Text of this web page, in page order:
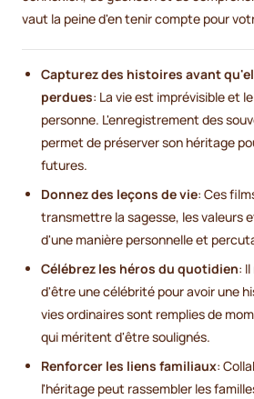
vaut la peine d'en tenir compte pour
Capturez des histoires avant
perdues: La vie est imprévisible et
personne. L'enregistrement des
permet de préserver son héritage
futures.
Donnez des leçons de vie: Ces
transmettre la sagesse, les valeurs
d'une manière personnelle et
Célébrez les héros du quotidien:
d'être une célébrité pour avoir une
vies ordinaires sont remplies de
qui méritent d'être soulignés.
Renforcer les liens familiaux:
l'héritage peut rassembler les